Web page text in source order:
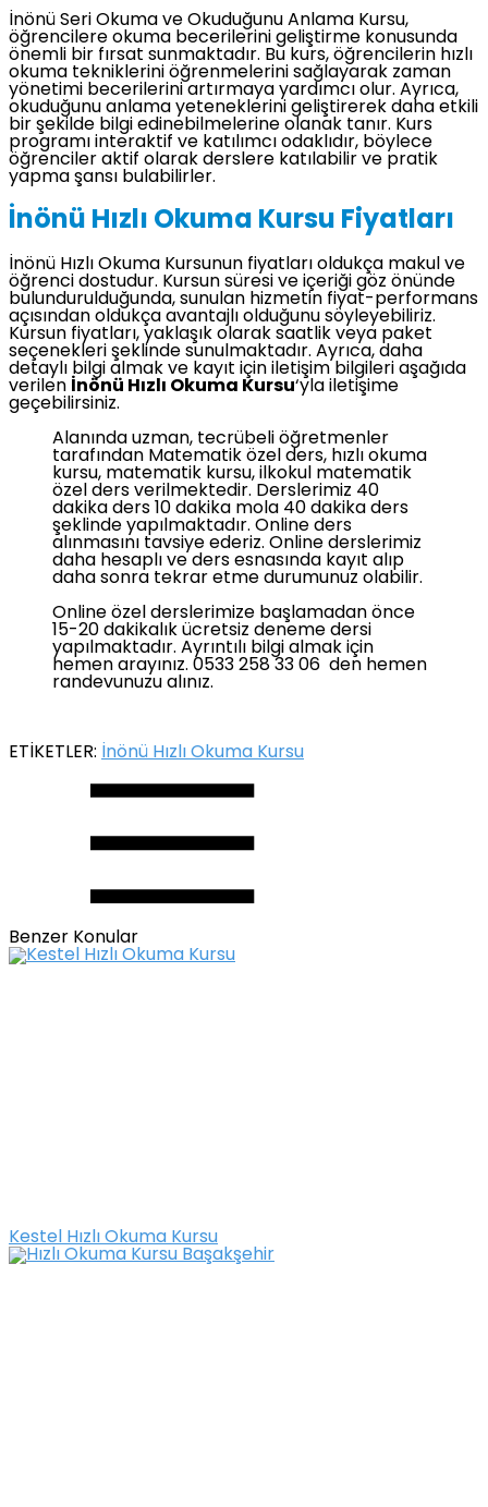
İnönü Seri Okuma ve Okuduğunu Anlama Kursu,
öğrencilere okuma becerilerini geliştirme konusunda
önemli bir fırsat sunmaktadır. Bu kurs, öğrencilerin hızlı
okuma tekniklerini öğrenmelerini sağlayarak zaman
yönetimi becerilerini artırmaya yardımcı olur. Ayrıca,
okuduğunu anlama yeteneklerini geliştirerek daha etkili
bir şekilde bilgi edinebilmelerine olanak tanır. Kurs
programı interaktif ve katılımcı odaklıdır, böylece
öğrenciler aktif olarak derslere katılabilir ve pratik
yapma şansı bulabilirler.
İnönü Hızlı Okuma Kursu Fiyatları
İnönü Hızlı Okuma Kursunun fiyatları oldukça makul ve
öğrenci dostudur. Kursun süresi ve içeriği göz önünde
bulundurulduğunda, sunulan hizmetin fiyat-performans
açısından oldukça avantajlı olduğunu söyleyebiliriz.
Kursun fiyatları, yaklaşık olarak saatlik veya paket
seçenekleri şeklinde sunulmaktadır. Ayrıca, daha
detaylı bilgi almak ve kayıt için iletişim bilgileri aşağıda
verilen
İnönü Hızlı Okuma Kursu‘yla iletişime
geçebilirsiniz.
Alanında uzman, tecrübeli öğretmenler
tarafından Matematik özel ders, hızlı okuma
kursu, matematik kursu, ilkokul matematik
özel ders verilmektedir. Derslerimiz 40
dakika ders 10 dakika mola 40 dakika ders
şeklinde yapılmaktadır. Online ders
alınmasını tavsiye ederiz. Online derslerimiz
daha hesaplı ve ders esnasında kayıt alıp
daha sonra tekrar etme durumunuz olabilir.
Online özel derslerimize başlamadan önce
15-20 dakikalık ücretsiz deneme dersi
yapılmaktadır. Ayrıntılı bilgi almak için
hemen arayınız. 0533 258 33 06 den hemen
randevunuzu alınız.
ETİKETLER: İnönü Hızlı Okuma Kursu
Benzer Konular
Kestel Hızlı Okuma Kursu